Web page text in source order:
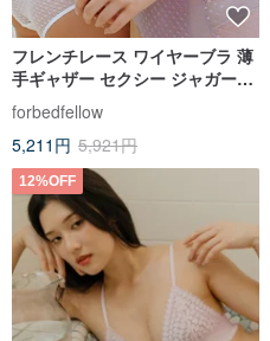
フレンチレース ワイヤーブラ 薄
手ギャザー セクシー ジャガード
メッシュ 下着セット
forbedfellow
5,211円 5,921円
12%OFF